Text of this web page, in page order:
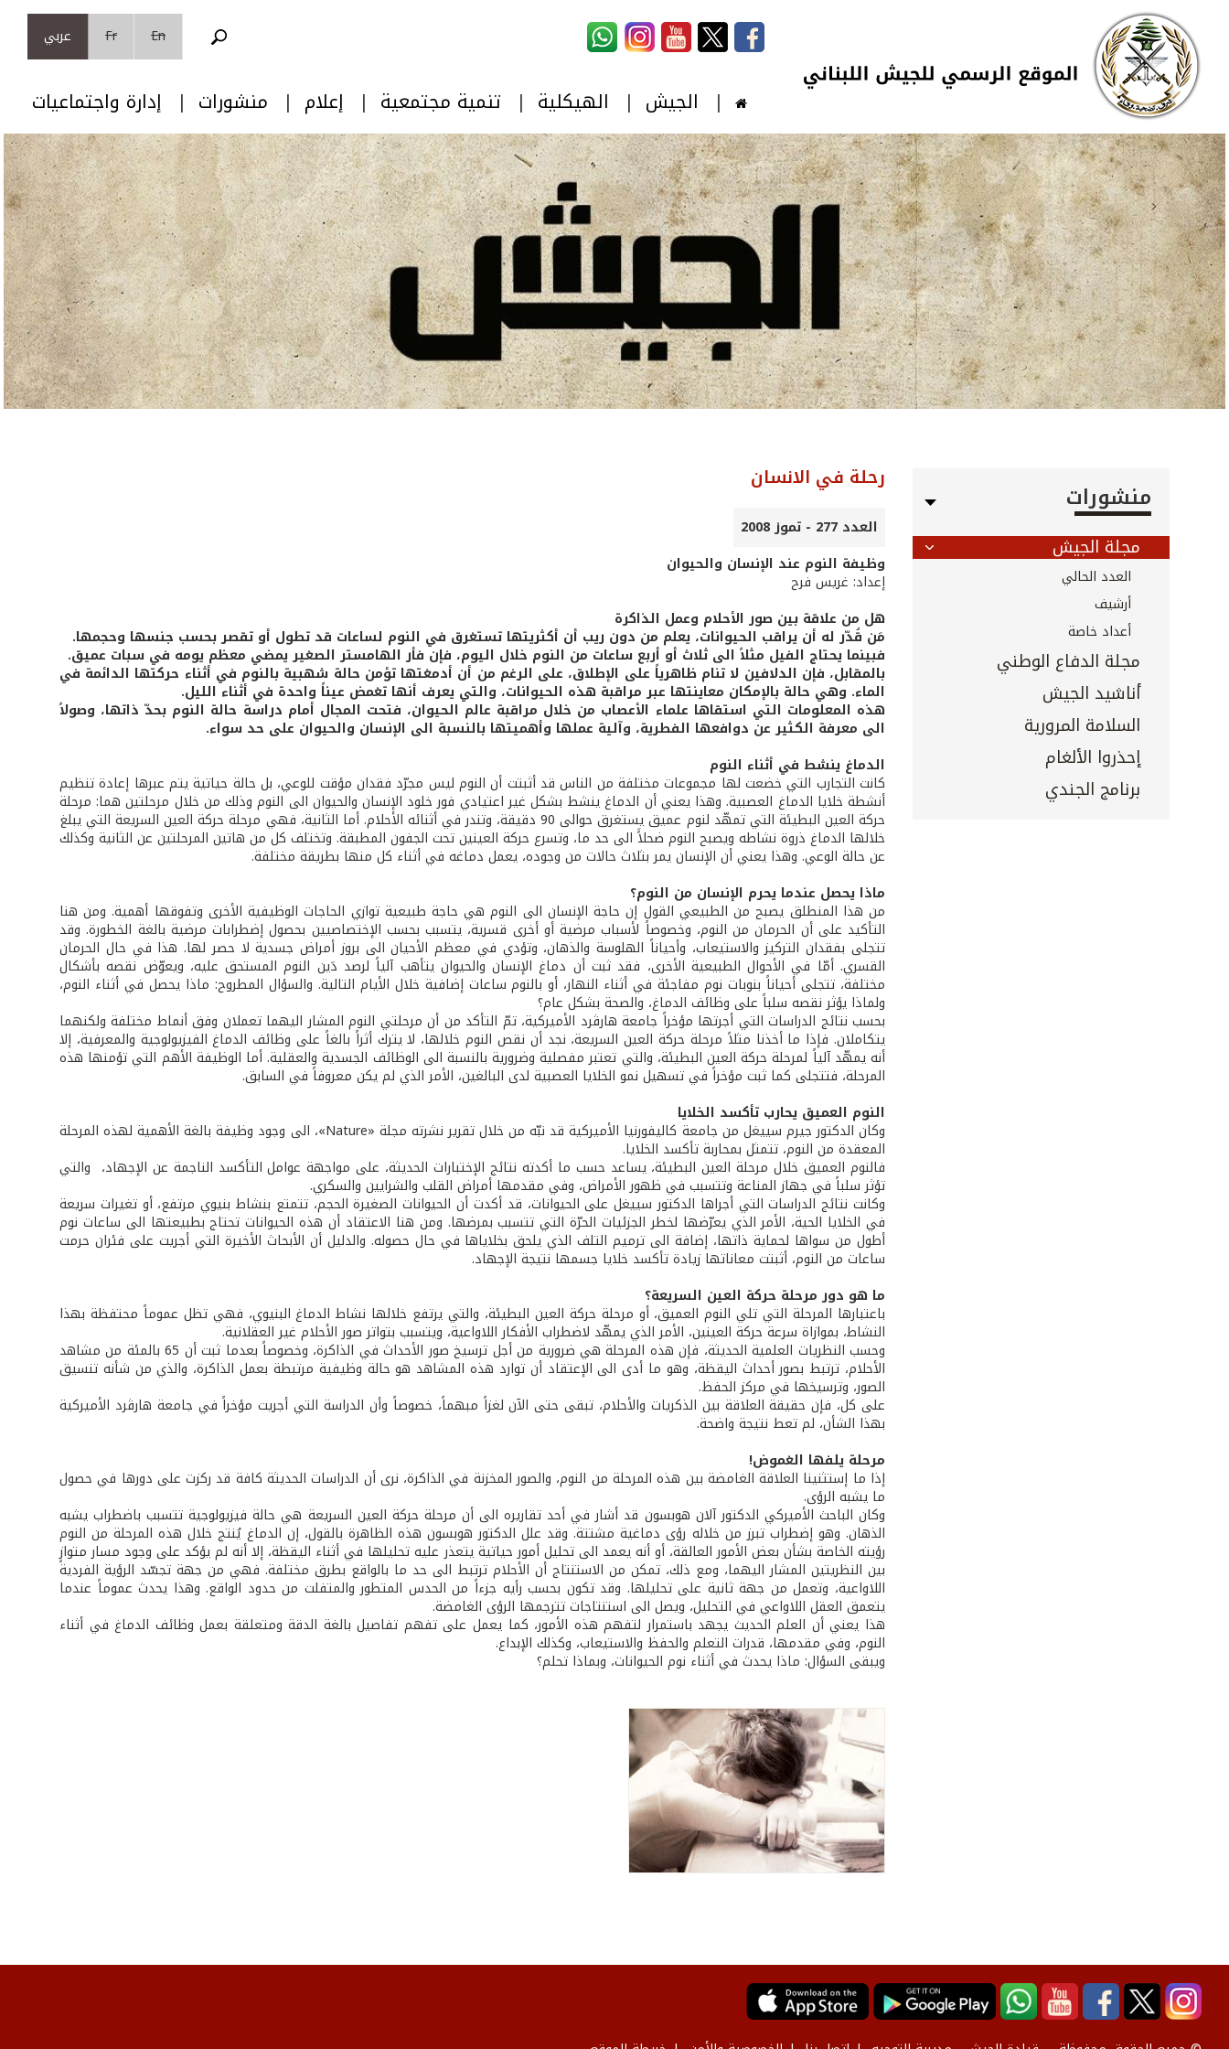
تجاوز إلى المحتوى الرئيسي
Skip to navigation
En
Fr عربي
الجيش الهيكلية تنمية مجتمعية إعلام منشورات إدارة واجتماعيات
منشورات
مجلة الجيش
العدد الحالي
أرشيف
أعداد خاصة
مجلة الدفاع الوطني
أناشيد الجيش
السلامة المرورية
إحذروا الألغام
برنامج الجندي
رحلة في الانسان
العدد 277 - تموز 2008
وظيفة النوم عند الإنسان والحيوان
إعداد: غريس فرح
هل من علاقة بين صور الأحلام وعمل الذاكرة
مَن قُدّر له أن يراقب الحيوانات، يعلم من دون ريب أن أكثريتها تستغرق في النوم لساعات قد تطول أو تقصر بحسب جنسها وحجمها.
فبينما يحتاج الفيل مثلاً الى ثلاث أو أربع ساعات من النوم خلال اليوم، فإن فأر الهامستر الصغير يمضي معظم يومه في سبات عميق.
بالمقابل، فإن الدلافين لا تنام ظاهرياً على الإطلاق، على الرغم من أن أدمغتها تؤمن حالة شهبية بالنوم في أثناء حركتها الدائمة في
الماء. وهي حالة بالإمكان معاينتها عبر مراقبة هذه الحيوانات، والتي يعرف أنها تغمض عيناً واحدة في أثناء الليل.
هذه المعلومات التي استقاها علماء الأعصاب من خلال مراقبة عالم الحيوان، فتحت المجال أمام دراسة حالة النوم بحدّ ذاتها، وصولاً
الى معرفة الكثير عن دوافعها الفطرية، وآلية عملها وأهميتها بالنسبة الى الإنسان والحيوان على حد سواء.
الدماغ ينشط في أثناء النوم
كانت التجارب التي خضعت لها مجموعات مختلفة من الناس قد أثبتت أن النوم ليس مجرّد فقدان مؤقت للوعي، بل حالة حياتية يتم عبرها إعادة تنظيم
أنشطة خلايا الدماغ العصبية. وهذا يعني أن الدماغ ينشط بشكل غير اعتيادي فور خلود الإنسان والحيوان الى النوم وذلك من خلال مرحلتين هما: مرحلة
حركة العين البطيئة التي تمهّد لنوم عميق يستغرق حوالى 90 دقيقة، وتندر في أثنائه الأحلام. أما الثانية، فهي مرحلة حركة العين السريعة التي يبلغ
خلالها الدماغ ذروة نشاطه ويصبح النوم ضحلاًَ الى حد ما، وتسرع حركة العينين تحت الجفون المطبقة. وتختلف كل من هاتين المرحلتين عن الثانية وكذلك
عن حالة الوعي. وهذا يعني أن الإنسان يمر بثلاث حالات من وجوده، يعمل دماغه في أثناء كل منها بطريقة مختلفة.
ماذا يحصل عندما يحرم الإنسان من النوم؟
من هذا المنطلق يصبح من الطبيعي القول إن حاجة الإنسان الى النوم هي حاجة طبيعية توازي الحاجات الوظيفية الأخرى وتفوقها أهمية. ومن هنا
التأكيد على أن الحرمان من النوم، وخصوصاً لأسباب مرضية أو أخرى قسرية، يتسبب بحسب الإختصاصيين بحصول إضطرابات مرضية بالغة الخطورة. وقد
تتجلى بفقدان التركيز والاستيعاب، وأحياناً الهلوسة والذهان، وتؤدي في معظم الأحيان الى بروز أمراض جسدية لا حصر لها. هذا في حال الحرمان
القسري. أمّا في الأحوال الطبيعية الأخرى، فقد ثبت أن دماغ الإنسان والحيوان يتأهب آلياً لرصد دَين النوم المستحق عليه، ويعوّض نقصه بأشكال
مختلفة، تتجلى أحياناً بنوبات نوم مفاجئة في أثناء النهار، أو بالنوم ساعات إضافية خلال الأيام التالية. والسؤال المطروح: ماذا يحصل في أثناء النوم،
ولماذا يؤثر نقصه سلباً على وظائف الدماغ، والصحة بشكل عام؟
بحسب نتائج الدراسات التي أجرتها مؤخراً جامعة هارڤرد الأميركية، تمّ التأكد من أن مرحلتي النوم المشار اليهما تعملان وفق أنماط مختلفة ولكنهما
يتكاملان. فإذا ما أخذنا مثلاً مرحلة حركة العين السريعة، نجد أن نقص النوم خلالها، لا يترك أثراً بالغاً على وظائف الدماغ الفيزيولوجية والمعرفية، إلا
أنه يمهّد آلياً لمرحلة حركة العين البطيئة، والتي تعتبر مفصلية وضرورية بالنسبة الى الوظائف الجسدية والعقلية. أما الوظيفة الأهم التي تؤمنها هذه
المرحلة، فتتجلى كما ثبت مؤخراً في تسهيل نمو الخلايا العصبية لدى البالغين، الأمر الذي لم يكن معروفاً في السابق.
النوم العميق يحارب تأكسد الخلايا
وكان الدكتور جيرم سييغل من جامعة كاليفورنيا الأميركية قد نبّه من خلال تقرير نشرته مجلة «Nature»، الى وجود وظيفة بالغة الأهمية لهذه المرحلة
المعقدة من النوم، تتمثل بمحاربة تأكسد الخلايا.
فالنوم العميق خلال مرحلة العين البطيئة، يساعد حسب ما أكدته نتائج الإختبارات الحديثة، على مواجهة عوامل التأكسد الناجمة عن الإجهاد، والتي
تؤثر سلباً في جهاز المناعة وتتسبب في ظهور الأمراض، وفي مقدمها أمراض القلب والشرايين والسكري.
وكانت نتائج الدراسات التي أجراها الدكتور سييغل على الحيوانات، قد أكدت أن الحيوانات الصغيرة الحجم، تتمتع بنشاط بنيوي مرتفع، أو تغيرات سريعة
في الخلايا الحية، الأمر الذي يعرّضها لخطر الجزئيات الحرّة التي تتسبب بمرضها. ومن هنا الاعتقاد أن هذه الحيوانات تحتاج بطبيعتها الى ساعات نوم
أطول من سواها لحماية ذاتها، إضافة الى ترميم التلف الذي يلحق بخلاياها في حال حصوله. والدليل أن الأبحاث الأخيرة التي أجريت على فئران حرمت
ساعات من النوم، أثبتت معاناتها زيادة تأكسد خلايا جسمها نتيجة الإجهاد.
ما هو دور مرحلة حركة العين السريعة؟
باعتبارها المرحلة التي تلي النوم العميق، أو مرحلة حركة العين البطيئة، والتي يرتفع خلالها نشاط الدماغ البنيوي، فهي تظل عموماً محتفظة بهذا
النشاط، بموازاة سرعة حركة العينين، الأمر الذي يمهّد لاضطراب الأفكار اللاواعية، ويتسبب بتواتر صور الأحلام غير العقلانية.
وحسب النظريات العلمية الحديثة، فإن هذه المرحلة هي ضرورية من أجل ترسيخ صور الأحداث في الذاكرة، وخصوصاً بعدما ثبت أن 65 بالمئة من مشاهد
الأحلام، ترتبط بصور أحداث اليقظة، وهو ما أدى الى الإعتقاد أن توارد هذه المشاهد هو حالة وظيفية مرتبطة بعمل الذاكرة، والذي من شأنه تنسيق
الصور، وترسيخها في مركز الحفظ.
على كل، فإن حقيقة العلاقة بين الذكريات والأحلام، تبقى حتى الآن لغزاً مبهماً، خصوصاً وأن الدراسة التي أجريت مؤخراً في جامعة هارڤرد الأميركية
بهذا الشأن، لم تعط نتيجة واضحة.
مرحلة يلفها الغموض!
إذا ما إستثنينا العلاقة الغامضة بين هذه المرحلة من النوم، والصور المخزنة في الذاكرة، نرى أن الدراسات الحديثة كافة قد ركزت على دورها في حصول
ما يشبه الرؤى.
وكان الباحث الأميركي الدكتور آلان هوبسون قد أشار في أحد تقاريره الى أن مرحلة حركة العين السريعة هي حالة فيزيولوجية تتسبب باضطراب يشبه
الذهان. وهو إضطراب تبرز من خلاله رؤى دماغية مشتتة. وقد علل الدكتور هوبسون هذه الظاهرة بالقول، إن الدماغ يُنتج خلال هذه المرحلة من النوم
رؤيته الخاصة بشأن بعض الأمور العالقة، أو أنه يعمد الى تحليل أمور حياتية يتعذر عليه تحليلها في أثناء اليقظة، إلا أنه لم يؤكد على وجود مسار متوازٍ
بين النظريتين المشار اليهما، ومع ذلك، تمكن من الاستنتاج أن الأحلام ترتبط الى حد ما بالواقع بطرق مختلفة. فهي من جهة تجسّد الرؤية الفردية
اللاواعية، وتعمل من جهة ثانية على تحليلها. وقد تكون بحسب رأيه جزءاً من الحدس المتطور والمتفلت من حدود الواقع. وهذا يحدث عموماً عندما
يتعمق العقل اللاواعي في التحليل، ويصل الى استنتاجات تترجمها الرؤى الغامضة.
هذا يعني أن العلم الحديث يجهد باستمرار لتفهم هذه الأمور، كما يعمل على تفهم تفاصيل بالغة الدقة ومتعلقة بعمل وظائف الدماغ في أثناء
النوم، وفي مقدمها، قدرات التعلم والحفظ والاستيعاب، وكذلك الإبداع.
ويبقى السؤال: ماذا يحدث في أثناء نوم الحيوانات، وبماذا تحلم؟